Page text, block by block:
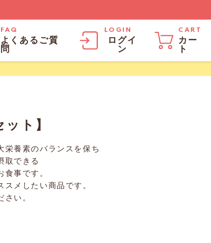
FAQ
よくあるご質
問
LOGIN
ログイ
ン
CART
カー
ト
ト】
栄養素のバランスを保ち
取できる
事です。
メしたい商品です。
い。